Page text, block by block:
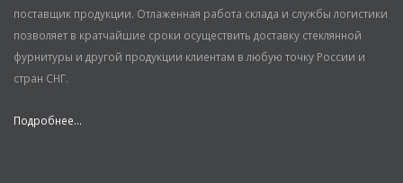
поставщик продукции. Отлаженная работа склада и службы логистики
позволяет в кратчайшие сроки осуществить доставку стеклянной
фурнитуры и другой продукции клиентам в любую точку России и
стран СНГ.
Подробнее...